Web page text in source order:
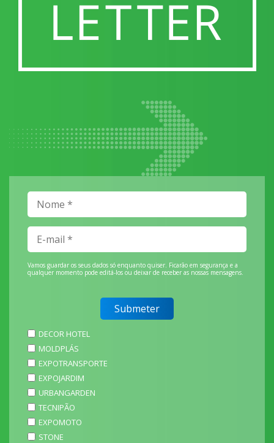
Vamos guardar os seus dados só enquanto quiser. Ficarão em segurança e a
qualquer momento pode editá-los ou deixar de receber as nossas mensagens.
DECOR HOTEL
MOLDPLÁS
EXPOTRANSPORTE
EXPOJARDIM
URBANGARDEN
TECNIPÃO
EXPOMOTO
STONE